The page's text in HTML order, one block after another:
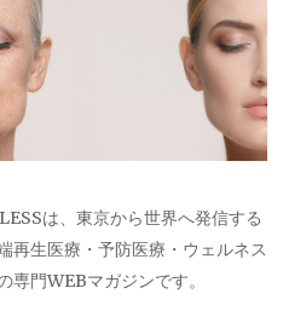
は、東京から世界へ発信する
再生医療・予防医療・ウェルネス
専門WEBマガジンです。